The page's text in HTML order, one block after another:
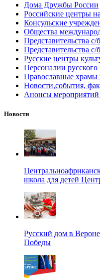
Дома Дружбы России
Российские центры
Консульские
Общества
Представительства
Представительства
Русские центры
Персоналии русского
Православные храмы
Новости,события,
Анонсы мероприятий
Новости
школа для детей
Русский дом в
Победы